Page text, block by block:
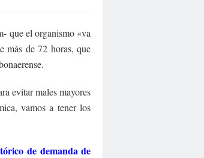
que el organismo «va
más de 72 horas, que
evitar males mayores
vamos a tener los
de demanda de